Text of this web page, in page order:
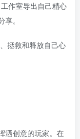
作室导出自己精心
。
拯救和释放自己心
洒创意的玩家。在